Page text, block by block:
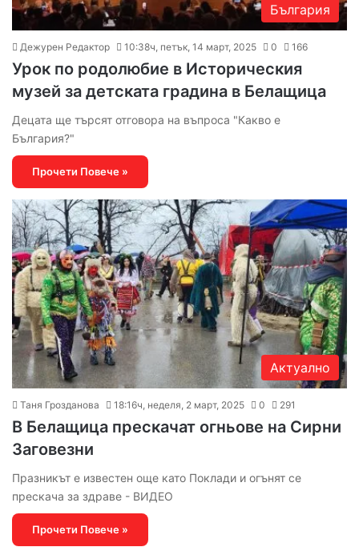
България
Дежурен Редактор 10:38ч, петък, 14 март, 2025 0 166
Урок по родолюбие в Историческия
музей за детската градина в Белащица
Децата ще търсят отговора на въпроса "Какво е
България?"
Прочети Повече »
Актуално
Таня Грозданова 18:16ч, неделя, 2 март, 2025 0 291
В Белащица прескачат огньове на Сирни
Заговезни
Празникът е известен още като Поклади и огънят се
прескача за здраве - ВИДЕО
Прочети Повече »